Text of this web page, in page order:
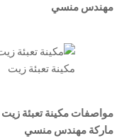
مهندس منسي
مكينة تعبئة زيت
مواصفات مكينة تعبئة زيت
ماركة مهندس منسي